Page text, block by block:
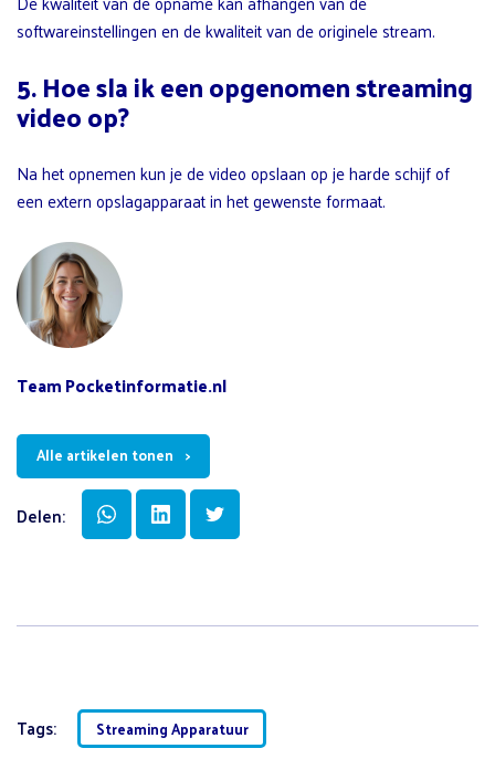
softwareinstellingen en de kwaliteit van de originele stream.
5. Hoe sla ik een opgenomen streaming
video op?
Na het opnemen kun je de video opslaan op je harde schijf of
een extern opslagapparaat in het gewenste formaat.
Team Pocketinformatie.nl
Alle artikelen tonen
Delen:
Tags: Streaming Apparatuur